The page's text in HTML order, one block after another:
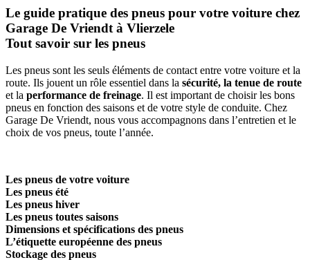
Le guide pratique des pneus pour votre voiture chez
Garage De Vriendt à Vlierzele
Tout savoir sur les pneus
Les pneus sont les seuls éléments de contact entre votre voiture et la
route. Ils jouent un rôle essentiel dans la sécurité, la tenue de route
et la performance de freinage. Il est important de choisir les bons
pneus en fonction des saisons et de votre style de conduite. Chez
Garage De Vriendt, nous vous accompagnons dans l’entretien et le
choix de vos pneus, toute l’année.
Les pneus de votre voiture
Les pneus été
Les pneus hiver
Les pneus toutes saisons
Dimensions et spécifications des pneus
L’étiquette européenne des pneus
Stockage des pneus